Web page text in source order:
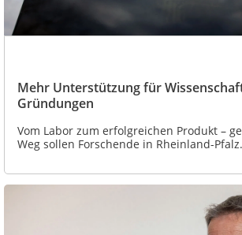
Mehr Unterstützung für
Gründungen
Vom Labor zum erfolgreichen Produkt –
Weg sollen Forschende in Rheinland-